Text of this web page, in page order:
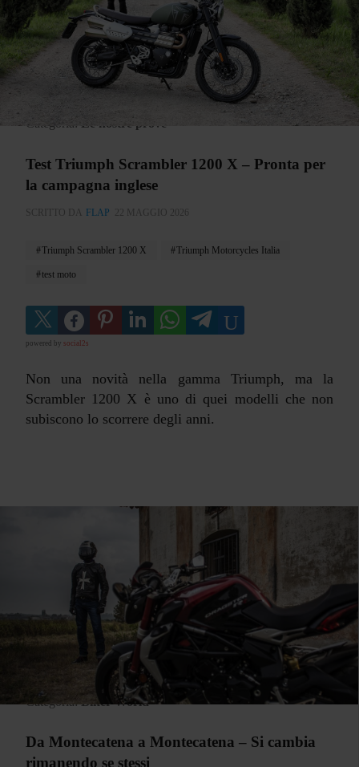
Categoria:Le nostre prove
Test Triumph Scrambler 1200 X – Pronta per
la campagna inglese
SCRITTO DA FLAP 22 MAGGIO 2026
Triumph Scrambler 1200 X Triumph Motorcycles Italia
test moto
powered by social2s
Non una novità nella gamma Triumph, ma la
Scrambler 1200 X è uno di quei modelli che non
subiscono lo scorrere degli anni.
Categoria:Biker World
Da Montecatena a Montecatena – Si cambia
rimanendo se stessi